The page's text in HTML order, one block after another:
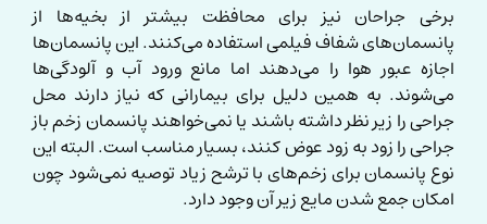
برخی جراحان نیز برای محافظت بیشتر از بخیه‌ها از
پانسمان‌های شفاف فیلمی استفاده می‌کنند. این پانسمان‌ها
اجازه عبور هوا را می‌دهند اما مانع ورود آب و آلودگی‌ها
می‌شوند. به همین دلیل برای بیمارانی که نیاز دارند محل
جراحی را زیر نظر داشته باشند یا نمی‌خواهند پانسمان زخم باز
جراحی را زود به زود عوض کنند، بسیار مناسب است. البته این
نوع پانسمان برای زخم‌های با ترشح زیاد توصیه نمی‌شود چون
امکان جمع شدن مایع زیر آن وجود دارد.